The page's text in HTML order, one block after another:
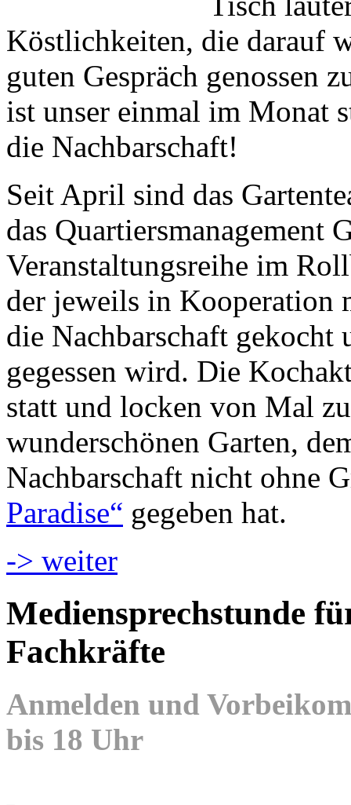
Köstlichkeiten, die darauf
guten Gespräch genossen
ist unser einmal im Monat
die Nachbarschaft!
Seit April sind das
das Quartiersmanagement
Veranstaltungsreihe im
der jeweils in Kooperation
die Nachbarschaft gekocht
gegessen wird. Die
statt und locken von Mal
wunderschönen Garten,
Nachbarschaft nicht ohne
Paradise“ gegeben hat.
-> weiter
Mediensprechstunde
Fachkräfte
Anmelden und
bis 18 Uhr